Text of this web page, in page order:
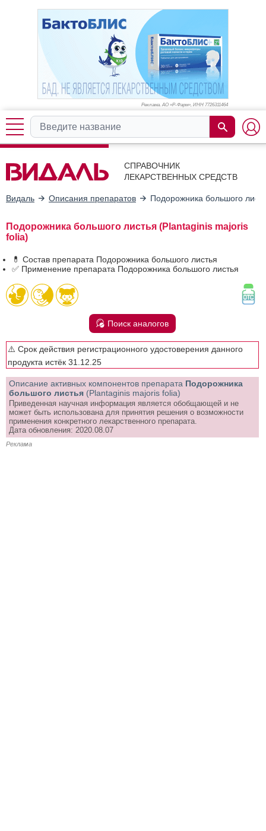
Реклама. АО «Р-Фарм», ИНН 7726311464
СПРАВОЧНИК
ЛЕКАРСТВЕННЫХ СРЕДСТВ
Видаль Описания препаратов Подорожника большого
Подорожника большого листья (Plantaginis majoris
folia)
💊 Состав препарата Подорожника большого листья
✅ Применение препарата Подорожника большого листья
Поиск аналогов
⚠️ Срок действия регистрационного удостоверения данного
продукта истёк 31.12.25
Описание активных компонентов препарата Подорожника
большого листья (Plantaginis majoris folia)
Приведенная научная информация является обобщающей и не
может быть использована для принятия решения о возможности
применения конкретного лекарственного препарата.
Дата обновления: 2020.08.07
Реклама